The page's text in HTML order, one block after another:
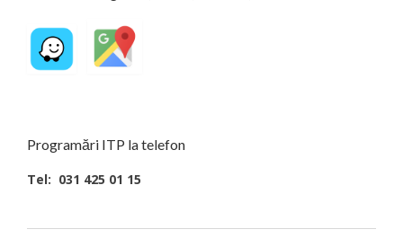
Programări ITP la telefon
Tel: 031 425 01 15